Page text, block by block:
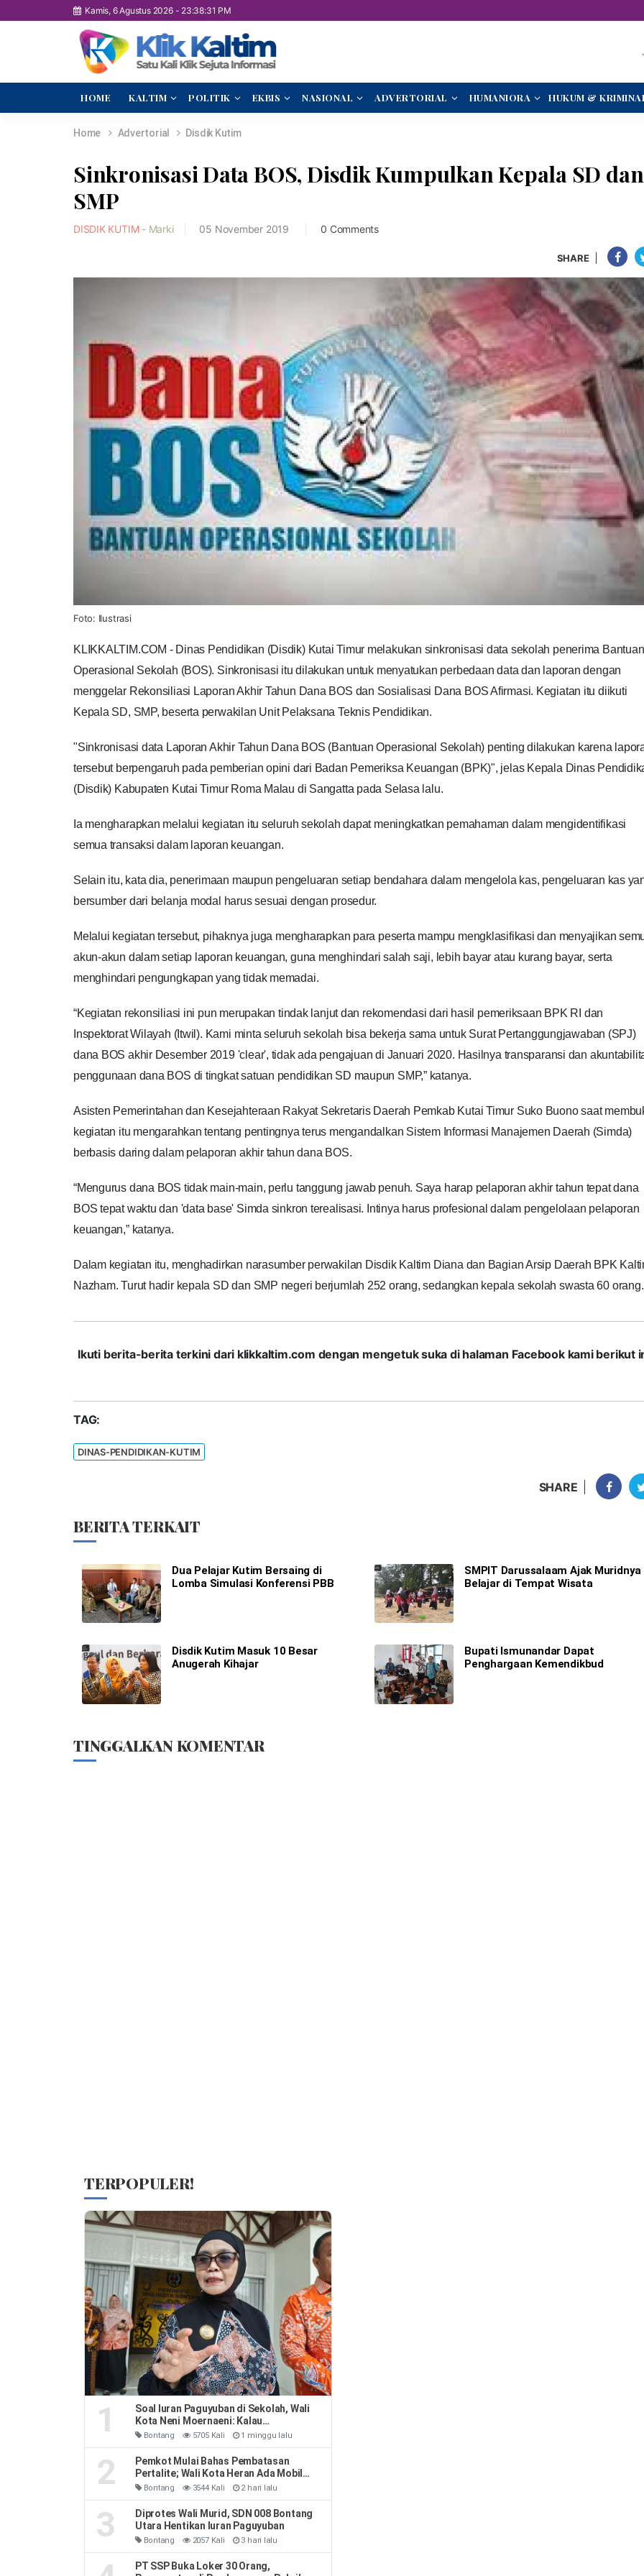
Kamis, 6 Agustus 2026- 23:38:32 PM
HOME KALTIM POLITIK EKBIS NASIONAL ADVERTORIAL HUMANIORA HUKUM &
Home Advertorial Disdik Kutim
Sinkronisasi Data BOS, Disdik Kumpulkan Kepala SD dan
SMP
DISDIK KUTIM - Marki 05 November 2019 0 Comments
SHARE
Foto: Ilustrasi
KLIKKALTIM.COM - Dinas Pendidikan (Disdik) Kutai Timur melakukan sinkronisasi data sekolah penerima Bantuan
Operasional Sekolah (BOS). Sinkronisasi itu dilakukan untuk menyatukan perbedaan data dan laporan dengan
menggelar Rekonsiliasi Laporan Akhir Tahun Dana BOS dan Sosialisasi Dana BOS Afirmasi. Kegiatan itu diikuti
Kepala SD, SMP, beserta perwakilan Unit Pelaksana Teknis Pendidikan.
"Sinkronisasi data Laporan Akhir Tahun Dana BOS (Bantuan Operasional Sekolah) penting dilakukan karena
tersebut berpengaruh pada pemberian opini dari Badan Pemeriksa Keuangan (BPK)", jelas Kepala Dinas
(Disdik) Kabupaten Kutai Timur Roma Malau di Sangatta pada Selasa lalu.
Ia mengharapkan melalui kegiatan itu seluruh sekolah dapat meningkatkan pemahaman dalam mengidentifikasi
semua transaksi dalam laporan keuangan.
Selain itu, kata dia, penerimaan maupun pengeluaran setiap bendahara dalam mengelola kas, pengeluaran kas
bersumber dari belanja modal harus sesuai dengan prosedur.
Melalui kegiatan tersebut, pihaknya juga mengharapkan para peserta mampu mengklasifikasi dan menyajikan
akun-akun dalam setiap laporan keuangan, guna menghindari salah saji, lebih bayar atau kurang bayar, serta
menghindari pengungkapan yang tidak memadai.
“Kegiatan rekonsiliasi ini pun merupakan tindak lanjut dan rekomendasi dari hasil pemeriksaan BPK RI dan
Inspektorat Wilayah (Itwil). Kami minta seluruh sekolah bisa bekerja sama untuk Surat Pertanggungjawaban (SPJ)
dana BOS akhir Desember 2019 'clear', tidak ada pengajuan di Januari 2020. Hasilnya transparansi dan
penggunaan dana BOS di tingkat satuan pendidikan SD maupun SMP,” katanya.
Asisten Pemerintahan dan Kesejahteraan Rakyat Sekretaris Daerah Pemkab Kutai Timur Suko Buono saat
kegiatan itu mengarahkan tentang pentingnya terus mengandalkan Sistem Informasi Manajemen Daerah (Simda)
berbasis daring dalam pelaporan akhir tahun dana BOS.
“Mengurus dana BOS tidak main-main, perlu tanggung jawab penuh. Saya harap pelaporan akhir tahun tepat dana
BOS tepat waktu dan 'data base' Simda sinkron terealisasi. Intinya harus profesional dalam pengelolaan pelaporan
keuangan,” katanya.
Dalam kegiatan itu, menghadirkan narasumber perwakilan Disdik Kaltim Diana dan Bagian Arsip Daerah BPK
Nazham. Turut hadir kepala SD dan SMP negeri berjumlah 252 orang, sedangkan kepala sekolah swasta 60
Ikuti berita-berita terkini dari klikkaltim.com dengan mengetuk suka di halaman Facebook kami berikut
TAG:
DINAS-PENDIDIKAN-KUTIM
SHARE
BERITA TERKAIT
Dua Pelajar Kutim Bersaing di
Lomba Simulasi Konferensi PBB
SMPIT Darussalaam Ajak Muridnya
Belajar di Tempat Wisata
Disdik Kutim Masuk 10 Besar
Anugerah Kihajar
Bupati Ismunandar Dapat
Penghargaan Kemendikbud
TINGGALKAN KOMENTAR
TERPOPULER!
1
Soal Iuran Paguyuban di Sekolah, Wali
Kota Neni Moernaeni: Kalau
Kesepakatan Orang Tua Jangan Ribut-
Ribut
Bontang 5705 Kali 1 minggu lalu
2
Pemkot Mulai Bahas Pembatasan
Pertalite; Wali Kota Heran Ada Mobil
Habiskan 40 Liter Sehari
Bontang 3544 Kali 2 hari lalu
3
Diprotes Wali Murid, SDN 008 Bontang
Utara Hentikan Iuran Paguyuban
Bontang 2057 Kali 3 hari lalu
PT SSP Buka Loker 30 Orang,